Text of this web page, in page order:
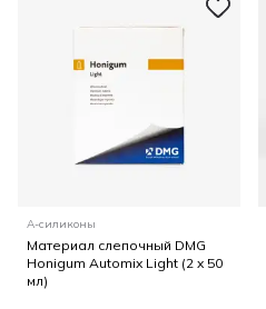
А-силиконы
Материал слепочный DMG
Honigum Automix Light (2 x 50
мл)